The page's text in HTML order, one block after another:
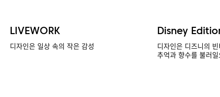
LIVEWORK
디자인은 일상 속의 작은 감성
Disney
디자인은 디즈니의
추억과 향수를 불러